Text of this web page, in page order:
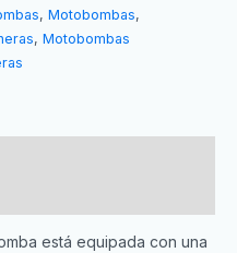
, Motobombas,
, Motobombas
está equipada con una